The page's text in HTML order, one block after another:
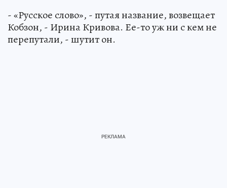
- «Русское слово», - путая название, возвещает
Кобзон, - Ирина Кривова. Ее-то уж ни с кем не
перепутали, - шутит он.